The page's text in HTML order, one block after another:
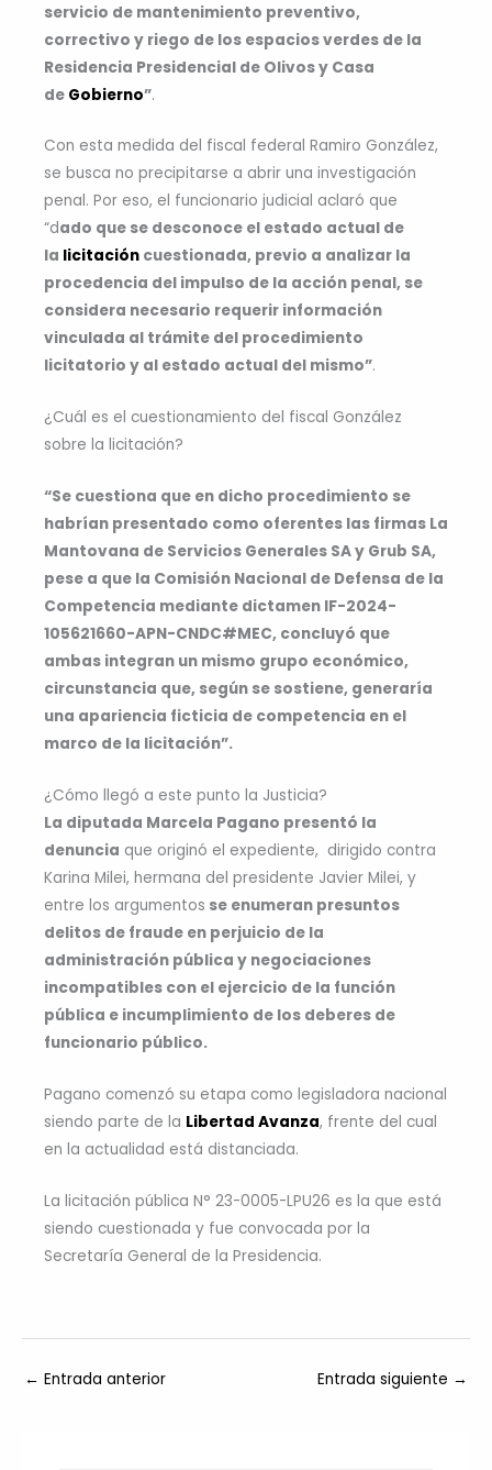
servicio de mantenimiento preventivo,
correctivo y riego de los espacios verdes de la
Residencia Presidencial de Olivos y Casa
de Gobierno”.
Con esta medida del fiscal federal Ramiro González,
se busca no precipitarse a abrir una investigación
penal. Por eso, el funcionario judicial aclaró que
“dado que se desconoce el estado actual de
la licitación cuestionada, previo a analizar la
procedencia del impulso de la acción penal, se
considera necesario requerir información
vinculada al trámite del procedimiento
licitatorio y al estado actual del mismo”.
¿Cuál es el cuestionamiento del fiscal González
sobre la licitación?
“Se cuestiona que en dicho procedimiento se
habrían presentado como oferentes las firmas La
Mantovana de Servicios Generales SA y Grub SA,
pese a que la Comisión Nacional de Defensa de la
Competencia mediante dictamen IF-2024-
105621660-APN-CNDC#MEC, concluyó que
ambas integran un mismo grupo económico,
circunstancia que, según se sostiene, generaría
una apariencia ficticia de competencia en el
marco de la licitación”.
¿Cómo llegó a este punto la Justicia?
La diputada Marcela Pagano presentó la
denuncia que originó el expediente, dirigido contra
Karina Milei, hermana del presidente Javier Milei, y
entre los argumentos se enumeran presuntos
delitos de fraude en perjuicio de la
administración pública y negociaciones
incompatibles con el ejercicio de la función
pública e incumplimiento de los deberes de
funcionario público.
Pagano comenzó su etapa como legisladora nacional
siendo parte de la Libertad Avanza, frente del cual
en la actualidad está distanciada.
La licitación pública N° 23-0005-LPU26 es la que está
siendo cuestionada y fue convocada por la
Secretaría General de la Presidencia.
← Entrada anterior Entrada siguiente →